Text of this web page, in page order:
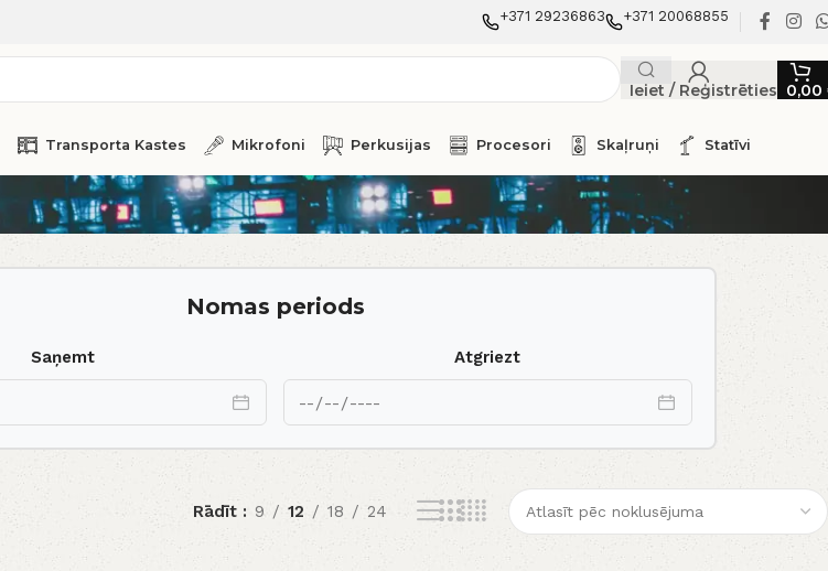
+371 29236863 +371 20068855
Ieiet / Reģistrēties 0,00
Transporta Kastes Mikrofoni Perkusijas Procesori Skaļruņi Statīvi
Nomas periods
Saņemt Atgriezt
Rādīt 9 12 18 24